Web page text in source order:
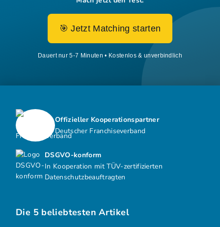
🎯 Jetzt Matching starten
Dauert nur 5-7 Minuten • Kostenlos & unverbindlich
DSGVO-konform
In Kooperation mit TÜV-zertifizierten
Datenschutzbeauftragten
Offizieller Kooperationspartner
Deutscher Franchiseverband
Die 5 beliebtesten Artikel